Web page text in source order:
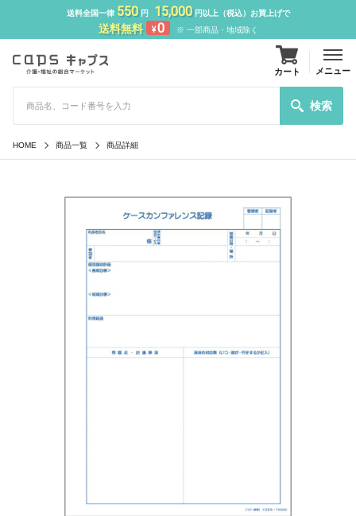
送料全国一律 550円 15,000円以上（税込）お買上げで
送料無料 ¥0 ※ 一部商品・地域除く
検索
カート メニュー
HOME 商品一覧 商品詳細